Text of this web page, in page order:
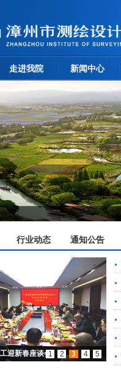
走进我院 新闻中心
行业动态 通知公告
迎新春座谈会1 2 3 4 5